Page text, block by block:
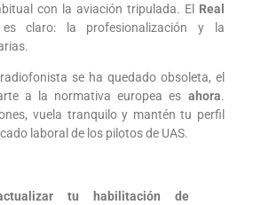
con la aviación tripulada. El Real
es claro: la profesionalización y la
se ha quedado obsoleta, el
a la normativa europea es ahora.
vuela tranquilo y mantén tu perfil
laboral de los pilotos de UAS.
tu habilitación de